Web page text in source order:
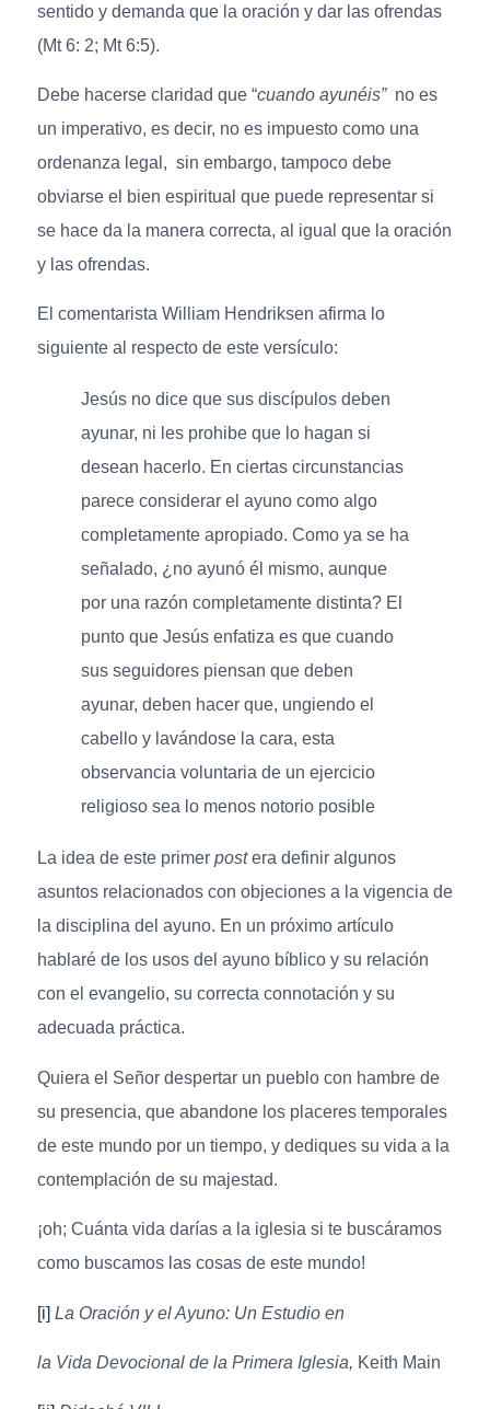
sentido y demanda que la oración y dar las ofrendas
(Mt 6: 2; Mt 6:5).
Debe hacerse claridad que “cuando ayunéis” no es
un imperativo, es decir, no es impuesto como una
ordenanza legal, sin embargo, tampoco debe
obviarse el bien espiritual que puede representar si
se hace da la manera correcta, al igual que la oración
y las ofrendas.
El comentarista William Hendriksen afirma lo
siguiente al respecto de este versículo:
Jesús no dice que sus discípulos deben
ayunar, ni les prohibe que lo hagan si
desean hacerlo. En ciertas circunstancias
parece considerar el ayuno como algo
completamente apropiado. Como ya se ha
señalado, ¿no ayunó él mismo, aunque
por una razón completamente distinta? El
punto que Jesús enfatiza es que cuando
sus seguidores piensan que deben
ayunar, deben hacer que, ungiendo el
cabello y lavándose la cara, esta
observancia voluntaria de un ejercicio
religioso sea lo menos notorio posible
La idea de este primer postera definir algunos
asuntos relacionados con objeciones a la vigencia de
la disciplina del ayuno. En un próximo artículo
hablaré de los usos del ayuno bíblico y su relación
con el evangelio, su correcta connotación y su
adecuada práctica.
Quiera el Señor despertar un pueblo con hambre de
su presencia, que abandone los placeres temporales
de este mundo por un tiempo, y dediques su vida a la
contemplación de su majestad.
¡oh; Cuánta vida darías a la iglesia si te buscáramos
como buscamos las cosas de este mundo!
[i] La Oración y el Ayuno: Un Estudio en
la Vida Devocional de la Primera Iglesia, Keith Main